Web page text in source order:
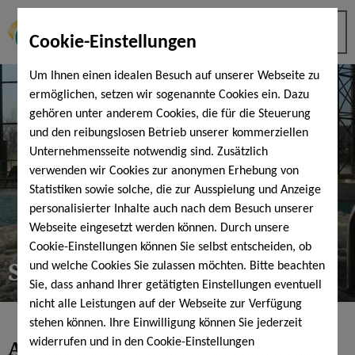
Cookie-Einstellungen
Um Ihnen einen idealen Besuch auf unserer Webseite zu
ermöglichen, setzen wir sogenannte Cookies ein. Dazu
gehören unter anderem Cookies, die für die Steuerung
und den reibungslosen Betrieb unserer kommerziellen
Unternehmensseite notwendig sind. Zusätzlich
verwenden wir Cookies zur anonymen Erhebung von
Statistiken sowie solche, die zur Ausspielung und Anzeige
personalisierter Inhalte auch nach dem Besuch unserer
Webseite eingesetzt werden können. Durch unsere
Cookie-Einstellungen können Sie selbst entscheiden, ob
und welche Cookies Sie zulassen möchten. Bitte beachten
Sie, dass anhand Ihrer getätigten Einstellungen eventuell
nicht alle Leistungen auf der Webseite zur Verfügung
stehen können. Ihre Einwilligung können Sie jederzeit
widerrufen und in den Cookie-Einstellungen
Service
Alles Wichtigeauf einen Blick